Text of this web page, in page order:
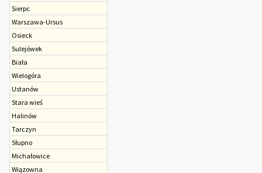
Sierpc
Warszawa-Ursus
Osieck
Sulejówek
Biała
Wielogóra
Ustanów
Stara wieś
Halinów
Tarczyn
Słupno
Michałowice
Wiązowna